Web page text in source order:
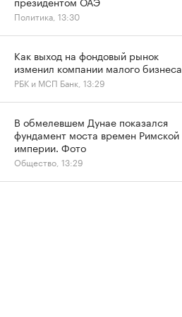
Политика, 13:30
Как выход на фондовый рынок
изменил компании малого бизнеса
РБК и МСП Банк, 13:29
В обмелевшем Дунае показался
фундамент моста времен Римской
империи. Фото
Общество, 13:29